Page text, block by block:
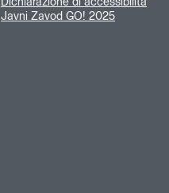
Dichiarazione di accessibilità
Javni Zavod GO! 2025